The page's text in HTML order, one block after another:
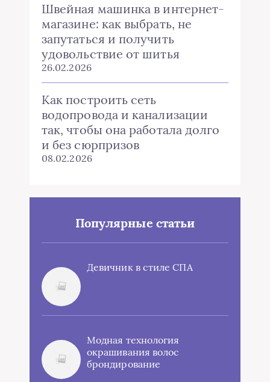
Швейная машинка в интернет-
магазине: как выбрать, не
запутаться и получить
удовольствие от шитья
26.02.2026
Как построить сеть
водопровода и канализации
так, чтобы она работала долго
и без сюрпризов
08.02.2026
Популярные статьи
Девичник в стиле СПА
Модная технология
окрашивания волос
брондирование